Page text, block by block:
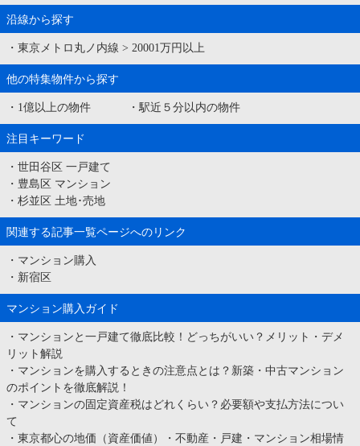
沿線から探す
・ 東京メトロ丸ノ内線 > 20001万円以上
他の特集物件から探す
・ 1億以上の物件 ・ 駅近５分以内の物件
注目キーワード
・ 世田谷区 一戸建て
・ 豊島区 マンション
・ 杉並区 土地･売地
関連する記事一覧ページへのリンク
・ マンション購入
・ 新宿区
マンション購入ガイド
・ マンションと一戸建て徹底比較！どっちがいい？メリット・デメ
リット解説
・ マンションを購入するときの注意点とは？新築・中古マンション
のポイントを徹底解説！
・ マンションの固定資産税はどれくらい？必要額や支払方法につい
て
・ 東京都心の地価（資産価値）・不動産・戸建・マンション相場情